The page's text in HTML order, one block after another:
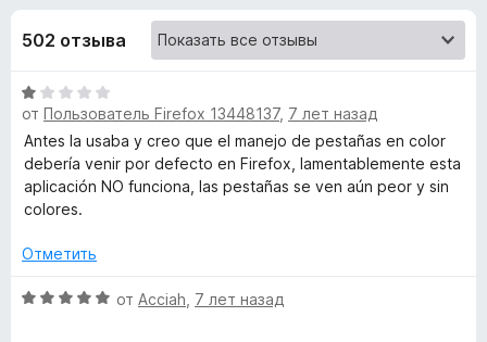
з
е
F
i
r
«
C
o
l
6
5
502 отзыва
О
ц
е
н
е
н
н
1
от Пользователь Firefox 13448137, 7 лет назад
Antes la usaba y creo que el manejo de pestañas en color
debería venir por defecto en Firefox, lamentablemente esta
aplicación NO funciona, las pestañas se ven aún peor y sin
colores.
Отметить
О
от Acciah 7 лет назад